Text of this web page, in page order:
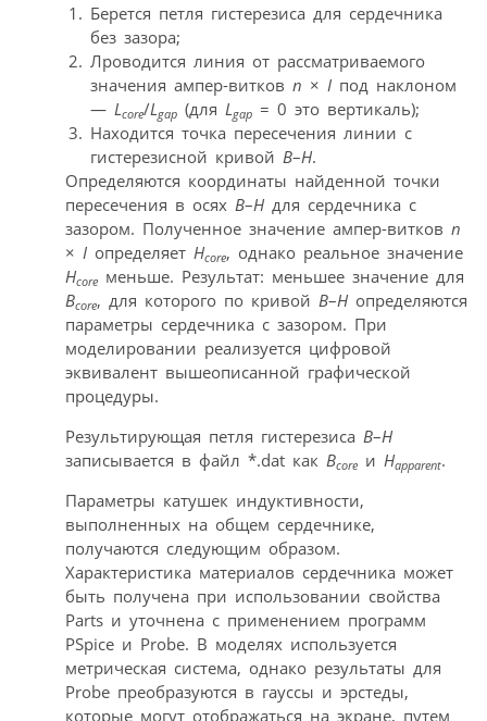
Берется петля гистерезиса для сердечника
без зазора;
Лроводится линия от рассматриваемого
значения ампер-витков n × Iпод наклоном
— L core/L gap(для L gap= 0 это вертикаль);
Находится точка пересечения линии с
гистерезисной кривой B–H.
Определяются координаты найденной точки
пересечения в осях B–H для сердечника с
зазором. Полученное значение ампер-витков n
× I определяет Hcore, однако реальное значение
Hcore меньше. Результат: меньшее значение для
Bcore, для которого по кривой B–H определяются
параметры сердечника с зазором. При
моделировании реализуется цифровой
эквивалент вышеописанной графической
процедуры.
Результирующая петля гистерезиса B–H
записывается в файл *.dat как Bcore и Happarent.
Параметры катушек индуктивности,
выполненных на общем сердечнике,
получаются следующим образом.
Характеристика материалов сердечника может
быть получена при использовании свойства
Parts и уточнена с применением программ
PSpice и Probe. В моделях используется
метрическая система, однако результаты для
Probe преобразуются в гауссы и эрстеды,
которые могут отображаться на экране, путем